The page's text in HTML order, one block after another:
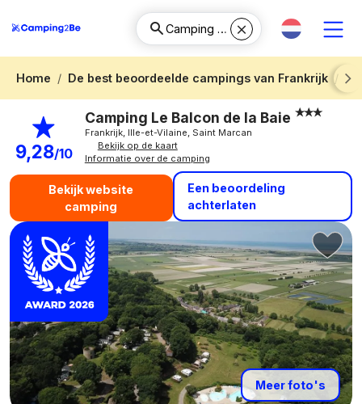
Home De best beoordeelde campings van Frankrijk
Next
9,28/10
Camping Le Balcon de la Baie
Frankrijk, Ille-et-Vilaine, Saint Marcan
Bekijk op de kaart
Informatie over de camping
Bekijk website
camping
Een beoordeling
achterlaten
Meer foto's